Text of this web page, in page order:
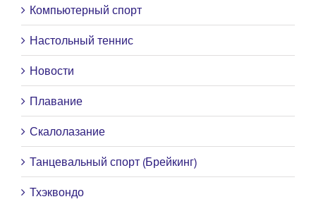
Компьютерный спорт
Настольный теннис
Новости
Плавание
Скалолазание
Танцевальный спорт (Брейкинг)
Тхэквондо